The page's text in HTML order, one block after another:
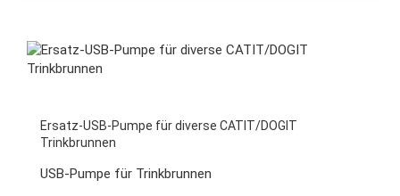
Ersatz-USB-Pumpe für diverse CATIT/DOGIT
Trinkbrunnen
USB-Pumpe für Trinkbrunnen